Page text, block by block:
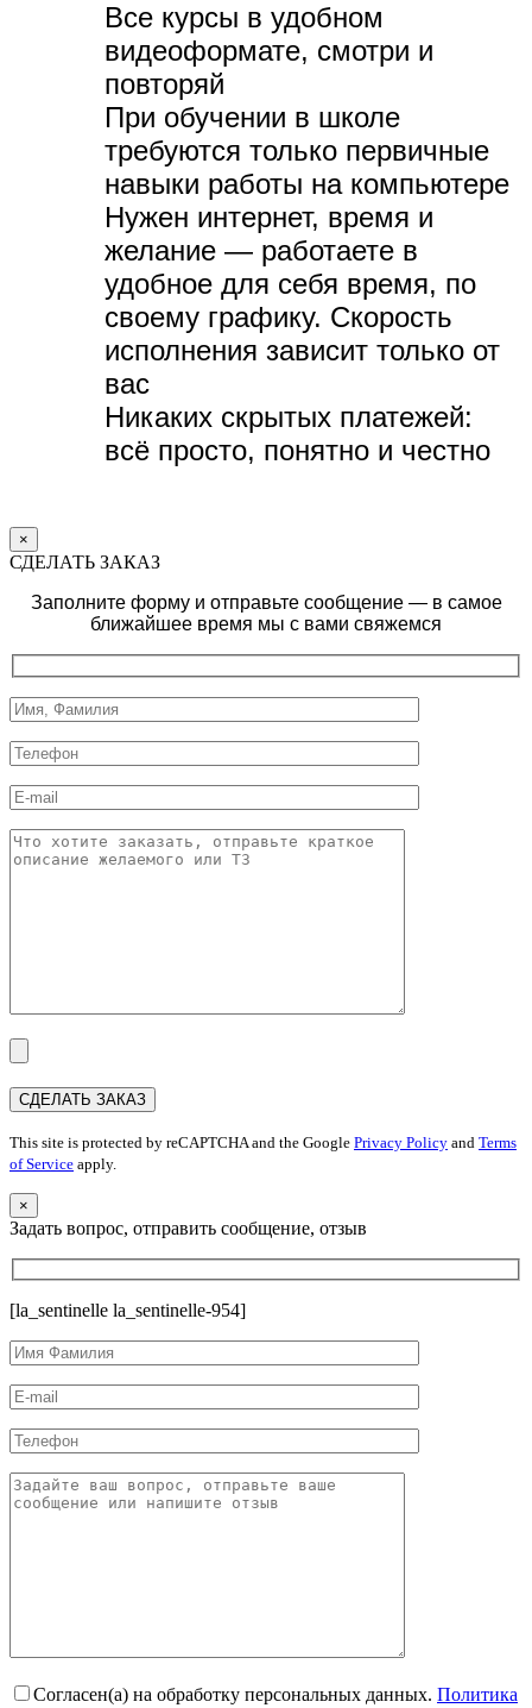
Все курсы в удобном
видеоформате, смотри и
повторяй
При обучении в школе
требуются только первичные
навыки работы на компьютере
Нужен интернет, время и
желание — работаете в
удобное для себя время, по
своему графику. Скорость
исполнения зависит только от
вас
Никаких скрытых платежей:
всё просто, понятно и честно
×
СДЕЛАТЬ ЗАКАЗ
Заполните форму и отправьте сообщение — в самое
ближайшее время мы с вами свяжемся
This site is protected by reCAPTCHA and the Google Privacy Policy and Terms
of Service apply.
×
Задать вопрос, отправить сообщение, отзыв
[la_sentinelle la_sentinelle-954]
Согласен(а) на обработку персональных данных. Политика